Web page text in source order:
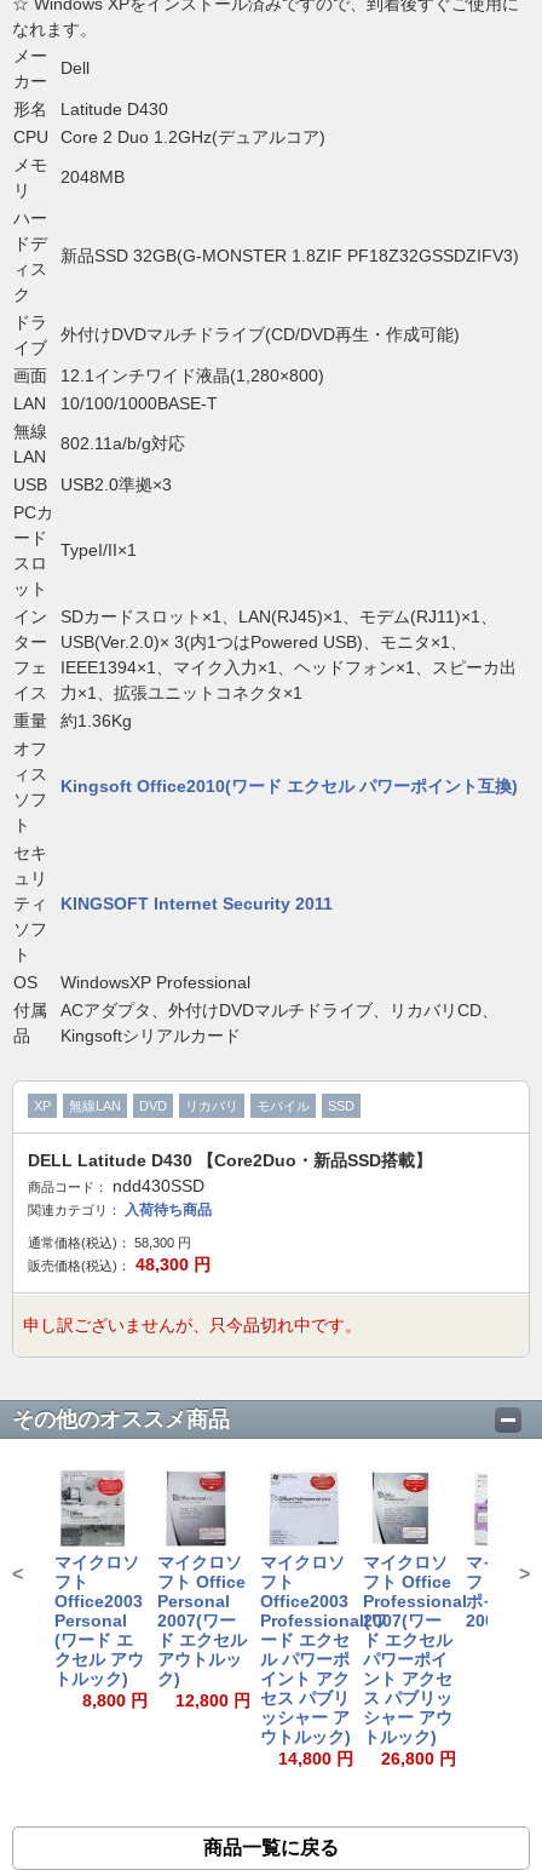
☆ Windows XPをインストール済みですので、到着後すぐご使用に
なれます。
メー
カー
Dell
形名
Latitude D430
CPU
Core 2 Duo 1.2GHz(デュアルコア)
メモ
リ
2048MB
ハー
ドデ
ィス
ク
新品SSD 32GB(G-MONSTER 1.8ZIF PF18Z32GSSDZIFV3)
ドラ
イブ
外付けDVDマルチドライブ(CD/DVD再生・作成可能)
画面
12.1インチワイド液晶(1,280×800)
LAN
10/100/1000BASE-T
無線
LAN
802.11a/b/g対応
USB
USB2.0準拠×3
PCカ
ード
スロ
ット
TypeI/II×1
イン
ター
フェ
イス
SDカードスロット×1、LAN(RJ45)×1、モデム(RJ11)×1、
USB(Ver.2.0)× 3(内1つはPowered USB)、モニタ×1、
IEEE1394×1、マイク入力×1、ヘッドフォン×1、スピーカ出
力×1、拡張ユニットコネクタ×1
重量
約1.36Kg
オフ
ィス
ソフ
ト
Kingsoft Office2010(ワード エクセル パワーポイント互換)
セキ
ュリ
ティ
ソフ
ト
KINGSOFT Internet Security 2011
OS
WindowsXP Professional
付属
品
ACアダプタ、外付けDVDマルチドライブ、リカバリCD、
Kingsoftシリアルカード
XP 無線LAN DVD リカバリ モバイル SSD
DELL Latitude D430 【Core2Duo・新品SSD搭載】
商品コード： ndd430SSD
関連カテゴリ： 入荷待ち商品
通常価格(税込)： 58,300 円
販売価格(税込)：
48,300 円
申し訳ございませんが、只今品切れ中です。
その他のオススメ商品
マイクロソ
フト
Office2003
Personal
(ワード エ
クセル アウ
トルック)
8,800 円
マイクロソ
フト Office
Personal
2007(ワー
ド エクセル
アウトルッ
ク)
12,800 円
マイクロソ
フト
Office2003
Professional(ワ
ード エクセ
ル パワーポ
イント アク
セス パブリ
ッシャー ア
ウトルック)
14,800 円
マイクロソ
フト Office
Professional
2007(ワー
ド エクセル
パワーポイ
ント アクセ
ス パブリッ
シャー アウ
トルック)
26,800 円
マイクロ
フト パワ
ポイント
2007
< >
商品一覧に戻る